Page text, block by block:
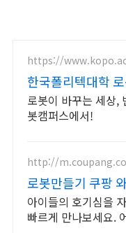
https://
한국폴리텍대학
유일의 로봇특성
로봇이 바꾸는 세상,
봇캠퍼스에서!
http://
로봇만들기 쿠팡
아이들의 호기심을
빠르게 만나보세요.